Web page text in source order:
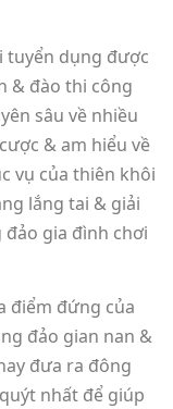
tuyển dụng được
& đào thi công
sâu về nhiều
& am hiểu về
vụ của thiên khôi
lắng tai & giải
gia đình chơi
điểm đứng của
đảo gian nan &
đưa ra đông
nhất để giúp